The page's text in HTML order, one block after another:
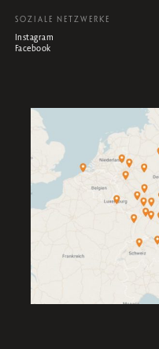
SOZIALE NETZWERKE
Instagram
Facebook